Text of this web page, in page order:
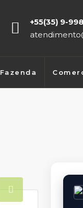
+55(35) 9-
Fazenda